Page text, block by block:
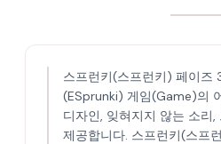
스프런키(스프런키) 페이즈
(ESprunki) 게임(Game)의
디자인, 잊혀지지 않는 소리
제공합니다. 스프런키(스프